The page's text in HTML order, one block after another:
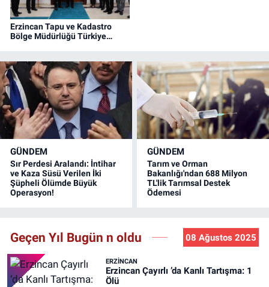
Erzincan Tapu ve Kadastro
Bölge Müdürlüğü Türkiye
GÜNDEM
Sır Perdesi Aralandı: İntihar
ve Kaza Süsü Verilen İki
Şüpheli Ölümde Büyük
Operasyon!
GÜNDEM
Tarım ve Orman
Bakanlığı'ndan 688 Milyon
TL'lik Tarımsal Destek
Ödemesi
Geçen Yıl Bugün n oldu 08 Ağustos 2025
ERZINCAN
Erzincan Çayırlı ’da Kanlı Tartışma: 1
Ölü